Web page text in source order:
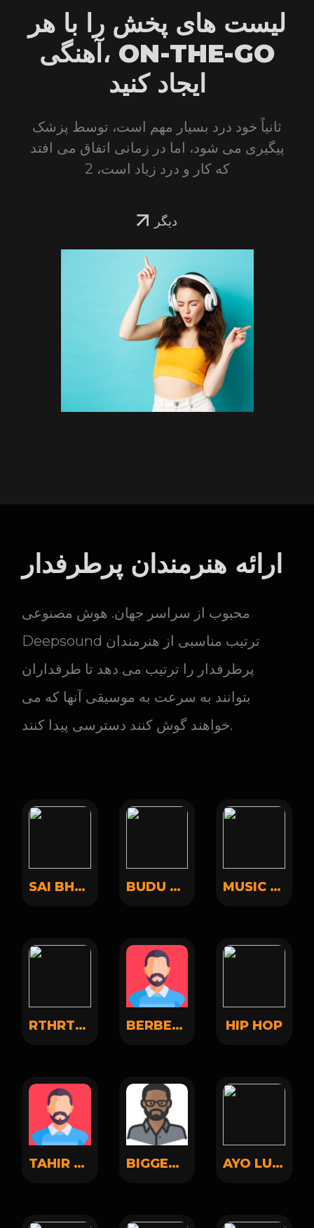
لیست های پخش را با هر
آهنگی، ON-THE-GO
ایجاد کنید
ثانیاً خود درد بسیار مهم است، توسط پزشک
پیگیری می شود، اما در زمانی اتفاق می افتد
که کار و درد زیاد است، 2
دیگر
ارائه هنرمندان پرطرفدار
محبوب از سراسر جهان. هوش مصنوعی
Deepsound ترتیب مناسبی از هنرمندان
پرطرفدار را ترتیب می دهد تا طرفداران
بتوانند به سرعت به موسیقی آنها که می
خواهند گوش کنند دسترسی پیدا کنند.
SAI BHARATH BUDU WAXY MUSIC BOY
RTHRTHTR TGTRTH BERBER BAKI HIP HOP
TAHIR TAHIR BIGGER TESTER AYO LUKE